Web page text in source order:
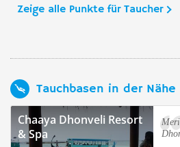
Zeige alle Punkte für Taucher
Tauchbasen in der Nähe
Chaaya Dhonveli Resort
& Spa